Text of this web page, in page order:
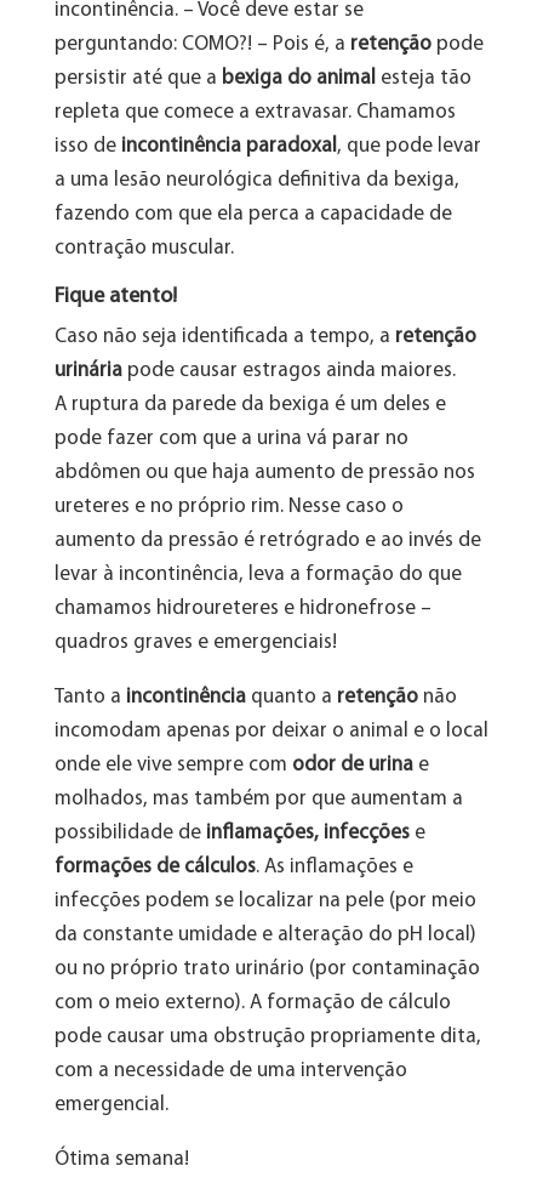
incontinência. – Você deve estar se
perguntando: COMO?! – Pois é, a retençãopode
persistir até que a bexiga do animal esteja tão
repleta que comece a extravasar. Chamamos
isso de incontinência paradoxal , que pode levar
a uma lesão neurológica definitiva da bexiga,
fazendo com que ela perca a capacidade de
contração muscular.
Fique atento!
Caso não seja identificada a tempo, a retenção
urinária pode causar estragos ainda maiores.
A ruptura da parede da bexiga é um deles e
pode fazer com que a urina vá parar no
abdômen ou que haja aumento de pressão nos
ureteres e no próprio rim. Nesse caso o
aumento da pressão é retrógrado e ao invés de
levar à incontinência, leva a formação do que
chamamos hidroureteres e hidronefrose –
quadros graves e emergenciais!
Tanto a incontinênciaquanto a retençãonão
incomodam apenas por deixar o animal e o local
onde ele vive sempre com odor de urina e
molhados, mas também por que aumentam a
possibilidade deinflamações, infecções e
formações de cálculos. As inflamações e
infecções podem se localizar na pele (por meio
da constante umidade e alteração do pH local)
ou no próprio trato urinário (por contaminação
com o meio externo). A formação de cálculo
pode causar uma obstrução propriamente dita,
com a necessidade de uma intervenção
emergencial.
Ótima semana!